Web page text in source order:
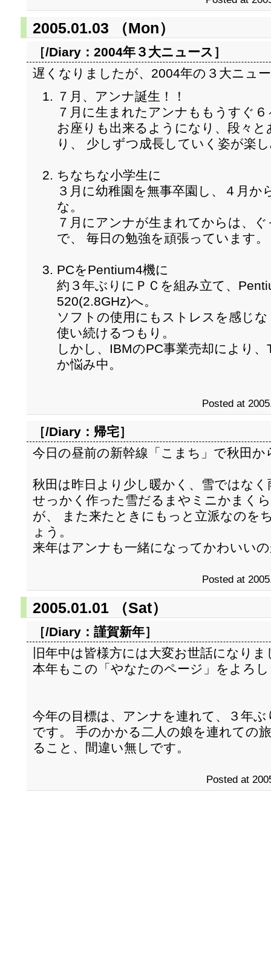
2005.01.03 （Mon）
［/Diary： 2004年３大ニュース ］
遅くなりましたが、2004年の３大ニュ
７月、アンナ誕生！！
７月に生まれたアンナももうすぐ６
お座りも出来るようになり、段々
り、 少しずつ成長していく姿が楽
ちなちな小学生に
３月に幼稚園を無事卒園し、４月
な。
７月にアンナが生まれてからは、
で、 毎日の勉強を頑張っています。
PCをPentium4機に
約３年ぶりにＰＣを組み立て、
520(2.8GHz)へ。
ソフトの使用にもストレスを感じ
使い続けるつもり。
しかし、IBMのPC事業売却により
か悩み中。
Posted at
［/Diary： 帰宅］
今日の昼前の新幹線「こまち」で秋田
秋田は昨日より少し暖かく、雪ではな
せっかく作った雪だるまやミニかまく
が、 また来たときにもっと立派なのを
ょう。
来年はアンナも一緒になってかわいい
Posted at
2005.01.01 （Sat）
［/Diary： 謹賀新年］
旧年中は皆様方には大変お世話になりま
本年もこの「やなたのページ」をよろ
今年の目標は、アンナを連れて、３年
です。 手のかかる二人の娘を連れての
ること、間違い無しです。
Posted at